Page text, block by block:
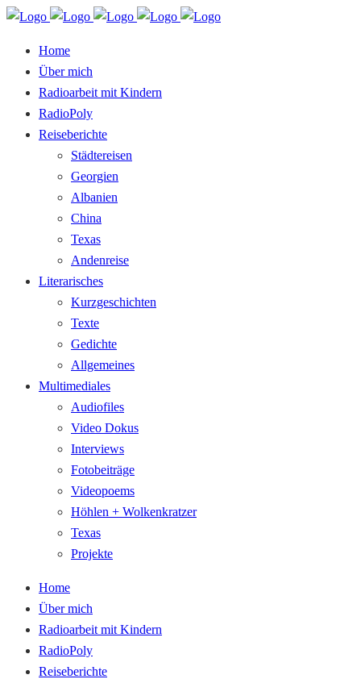
Home
Über mich
Radioarbeit mit Kindern
RadioPoly
Reiseberichte
Städtereisen
Georgien
Albanien
China
Texas
Andenreise
Literarisches
Kurzgeschichten
Texte
Gedichte
Allgemeines
Multimediales
Audiofiles
Video Dokus
Interviews
Fotobeiträge
Videopoems
Höhlen + Wolkenkratzer
Texas
Projekte
Home
Über mich
Radioarbeit mit Kindern
RadioPoly
Reiseberichte